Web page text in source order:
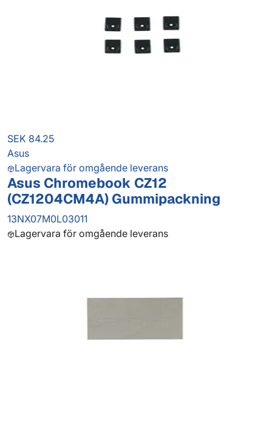
SEK 84.25
Asus
Lagervara för omgående leverans
Asus Chromebook CZ12
(CZ1204CM4A) Gummipackning
13NX07M0L03011
Lagervara för omgående leverans